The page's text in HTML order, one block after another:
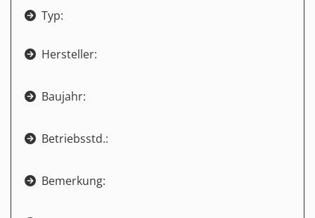
 Typ:
 Hersteller:
 Baujahr:
 Betriebsstd.:
 Bemerkung: